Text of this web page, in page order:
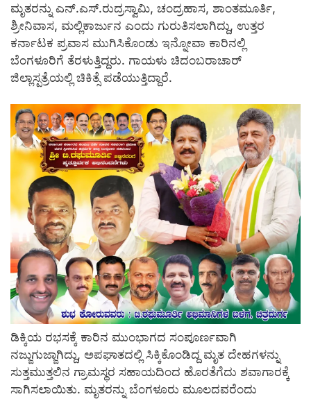
ಮೃತರನ್ನು ಎನ್.ಎಸ್.ರುದ್ರಸ್ವಾಮಿ, ಚಂದ್ರಹಾಸ, ಶಾಂತಮೂರ್ತಿ,
ಶ್ರೀನಿವಾಸ, ಮಲ್ಲಿಕಾರ್ಜುನ ಎಂದು ಗುರುತಿಸಲಾಗಿದ್ದು, ಉತ್ತರ
ಕರ್ನಾಟಕ ಪ್ರವಾಸ ಮುಗಿಸಿಕೊಂಡು ಇನ್ನೋವಾ ಕಾರಿನಲ್ಲಿ
ಬೆಂಗಳೂರಿಗೆ ತೆರಳುತ್ತಿದ್ದರು. ಗಾಯಳು ಚಿದಂಬರಾಚಾರ್
ಜಿಲ್ಲಾಸ್ಪತ್ರೆಯಲ್ಲಿ ಚಿಕಿತ್ಸೆ ಪಡೆಯುತ್ತಿದ್ದಾರೆ.
ಡಿಕ್ಕಿಯ ರಭಸಕ್ಕೆ ಕಾರಿನ ಮುಂಭಾಗದ ಸಂಪೂರ್ಣವಾಗಿ
ನಜ್ಜುಗುಜ್ಜಾಗಿದ್ದು, ಅಪಘಾತದಲ್ಲಿ ಸಿಕ್ಕಿಕೊಂಡಿದ್ದ ಮೃತ ದೇಹಗಳನ್ನು
ಸುತ್ತಮುತ್ತಲಿನ ಗ್ರಾಮಸ್ಥರ ಸಹಾಯದಿಂದ ಹೊರತೆಗೆದು ಶವಾಗಾರಕ್ಕೆ
ಸಾಗಿಸಲಾಯಿತು. ಮೃತರನ್ನು ಬೆಂಗಳೂರು ಮೂಲದವರೆಂದು